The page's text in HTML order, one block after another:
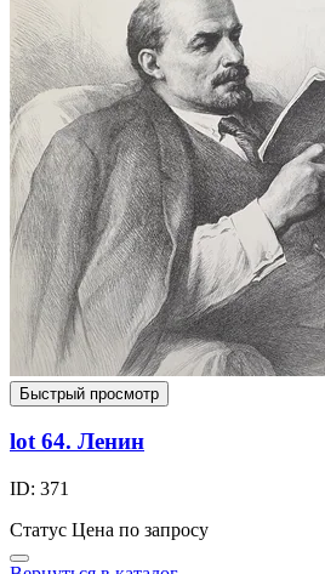
Быстрый просмотр
lot 64. Ленин
ID: 371
Статус Цена по запросу